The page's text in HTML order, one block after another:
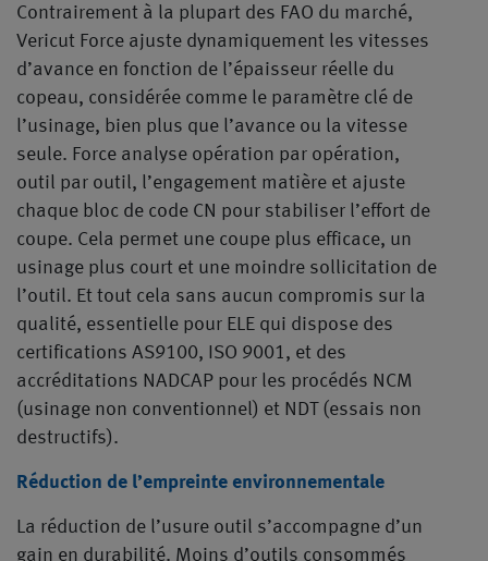
Contrairement à la plupart des FAO du marché,
Vericut Force ajuste dynamiquement les vitesses
d’avance en fonction de l’épaisseur réelle du
copeau, considérée comme le paramètre clé de
l’usinage, bien plus que l’avance ou la vitesse
seule. Force analyse opération par opération,
outil par outil, l’engagement matière et ajuste
chaque bloc de code CN pour stabiliser l’effort de
coupe. Cela permet une coupe plus efficace, un
usinage plus court et une moindre sollicitation de
l’outil. Et tout cela sans aucun compromis sur la
qualité, essentielle pour ELE qui dispose des
certifications AS9100, ISO 9001, et des
accréditations NADCAP pour les procédés NCM
(usinage non conventionnel) et NDT (essais non
destructifs).
Réduction de l’empreinte environnementale
La réduction de l’usure outil s’accompagne d’un
gain en durabilité. Moins d’outils consommés